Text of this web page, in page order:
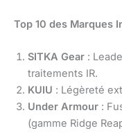
Top 10 des Marques
SITKA Gear :
traitements IR.
KUIU : Légèreté
Under Armour :
(gamme Ridge